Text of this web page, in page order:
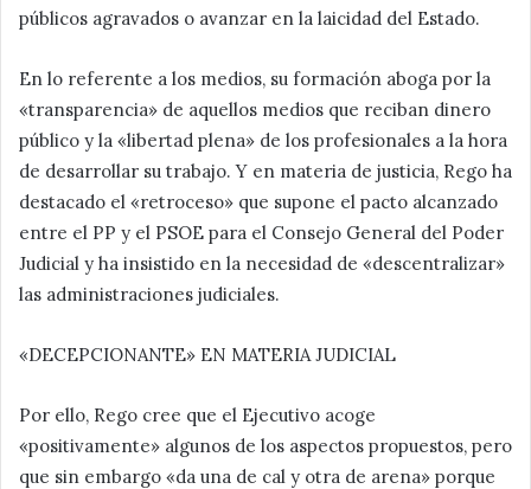
públicos agravados o avanzar en la laicidad del Estado.
En lo referente a los medios, su formación aboga por la
«transparencia» de aquellos medios que reciban dinero
público y la «libertad plena» de los profesionales a la hora
de desarrollar su trabajo. Y en materia de justicia, Rego ha
destacado el «retroceso» que supone el pacto alcanzado
entre el PP y el PSOE para el Consejo General del Poder
Judicial y ha insistido en la necesidad de «descentralizar»
las administraciones judiciales.
«DECEPCIONANTE» EN MATERIA JUDICIAL
Por ello, Rego cree que el Ejecutivo acoge
«positivamente» algunos de los aspectos propuestos, pero
que sin embargo «da una de cal y otra de arena» porque